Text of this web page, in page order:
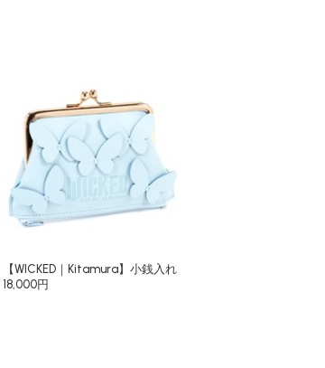
【WICKED｜Kitamura】小銭入れ
18,000円